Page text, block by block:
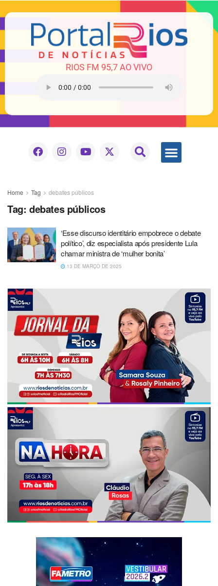
RIOS FM 95,7 AO VIVO
Home Tag debates públicos
Tag: debates públicos
‘Esse discurso identitário empobrece o debate
político’, diz especialista após presidente Lula
chamar ministra de ‘mulher bonita’
13 DE MARÇO DE 2025